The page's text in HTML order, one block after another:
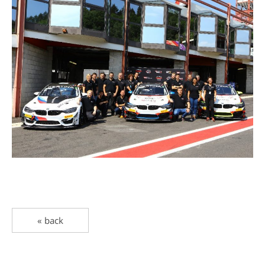
« back